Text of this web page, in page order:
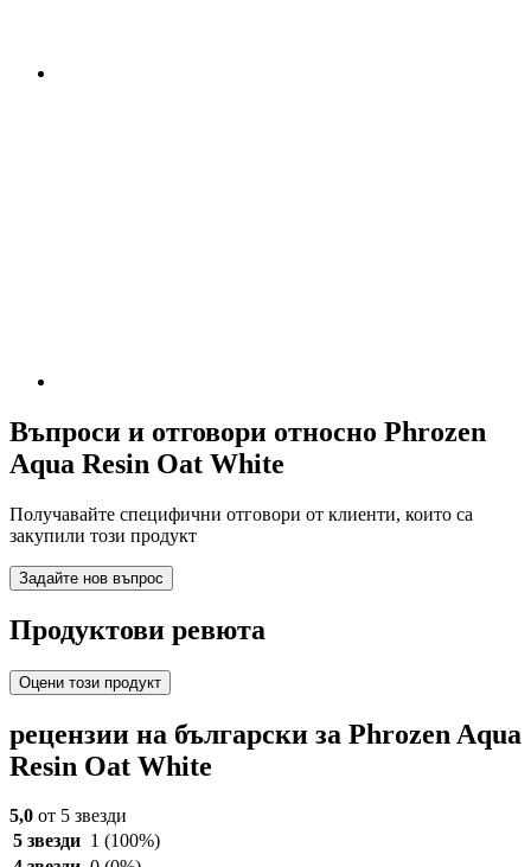
Въпроси и отговори относно Phrozen
Aqua Resin Oat White
Получавайте специфични отговори от клиенти, които са
закупили този продукт
Задайте нов въпрос
Продуктови ревюта
Оцени този продукт
рецензии на български за Phrozen Aqua
Resin Oat White
5,0 от 5 звезди
5 звезди 1 (100%)